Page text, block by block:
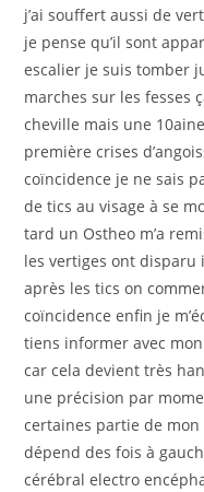
j’ai souffert aussi de
je pense qu’il sont
escalier je suis tomber
marches sur les fesses
cheville mais une
première crises
coïncidence je ne sais
de tics au visage à se
tard un Ostheo m’a
les vertiges ont
après les tics on
coïncidence enfin je
tiens informer avec
car cela devient très
une précision par
certaines partie de mon
dépend des fois à
cérébral electro